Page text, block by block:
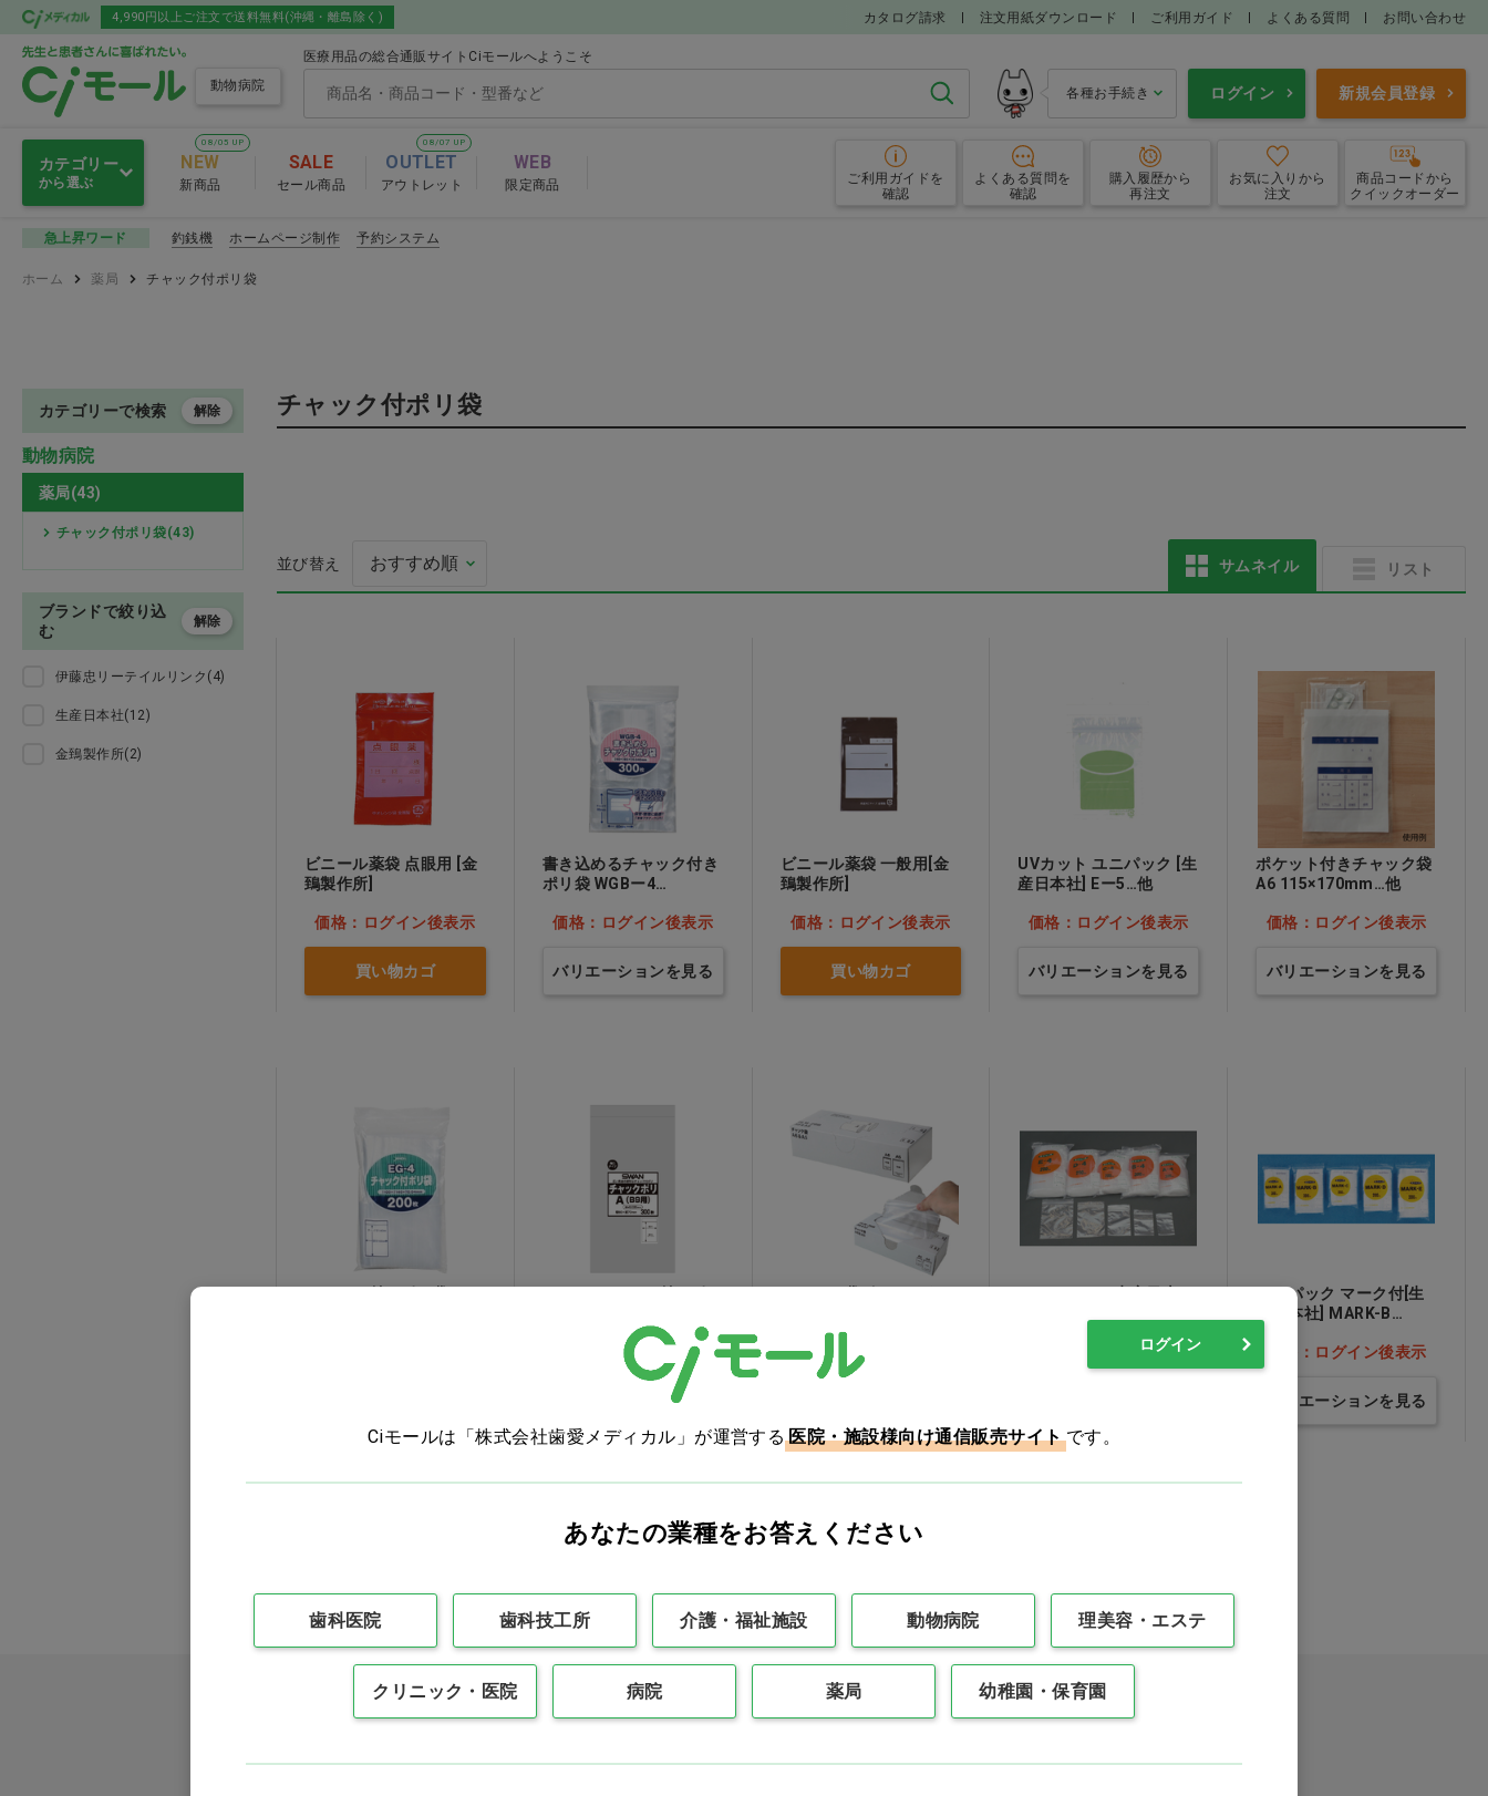
4,990円以上ご注文で送料無料(沖縄・離島除く) カタログ請求 注文用紙ダウンロード ご利用ガイド よくある質問 お問い合わせ
動物病院
医療用品の総合通販サイトCiモールへようこそ
検索 各種お手続き ログイン 新規会員登録
カテゴリー
から選ぶ
動物用医薬品
人体用医薬品
サプリメント
衛生材料
手袋・マスク・ガウン
検査・診察・処置
手術・麻酔・縫合
動物用医薬品
肝臓・腎臓用薬
動物用医薬品 おすすめアイテム
08/05 UP
NEW
新商品
SALE
セール商品
08/07 UP
OUTLET
アウトレット
WEB
限定商品 ご利用ガイド を
確認
よくある質問を
確認
購入履歴から
再注文
お気に入り から
注文
商品コードから
クイックオーダー
急上昇ワード 釣銭機 ホームページ制作 予約システム
ホーム 薬局 チャック付ポリ袋
チャック付ポリ袋
並び替え サムネイル リスト
ビニール薬袋 点眼用 [金
鵄製作所]
価格：ログイン後表示
買い物カゴ
書き込めるチャック付き
ポリ袋 WGBー4
価格：ログイン後表示
バリエーションを見る
ビニール薬袋 一般用[金
鵄製作所]
価格：ログイン後表示
買い物カゴ
UVカット ユニパック [生
産日本社] Eー5…他
価格：ログイン後表示
バリエーションを見る
ポケット付きチャック袋
A6 115×170mm…他
価格：ログイン後表示
バリエーションを見る
用) 300枚…他
価格：ログイン後表示
バリエーションを見る
価格：ログイン後表示 価格：ログイン後表示
ユニパック マーク付[生
産日本社] MARK-B
価格：ログイン後表示
バリエーションを見る
カテゴリーで検索 解除
動物病院
薬局(43)
チャック付ポリ袋(43)
ブランドで絞り込
む
解除
伊藤忠リーテイルリンク(4)
生産日本社(12)
金鵄製作所(2)
カタログをご利用のお客様
ログイン
Ciモールは「株式会社歯愛メディカル」が運営する医院・施設様向け通信販売サイトです。
あなたの業種をお答えください
歯科医院 歯科技工所 介護・福祉施設 動物病院 理美容・エステ
クリニック・医院 病院 薬局 幼稚園・保育園